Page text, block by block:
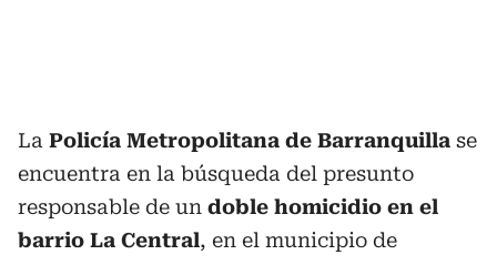
La Policía Metropolitana de Barranquilla se
encuentra en la búsqueda del presunto
responsable de un doble homicidio en el
barrio La Central, en el municipio de